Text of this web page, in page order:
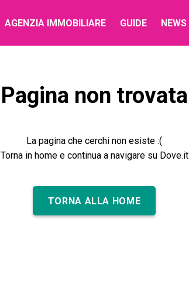
AGENZIA IMMOBILIARE GUIDE NEWS
Pagina non trovata
La pagina che cerchi non esiste :(
Torna in home e continua a navigare su Dove.it
TORNA ALLA HOME